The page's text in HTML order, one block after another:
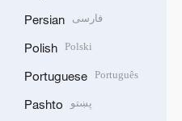
Persian فارسی
Polish Polski
Portuguese Português
Pashto پښتو